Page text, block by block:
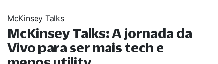
McKinsey Talks
McKinsey Talks: A jornada da
Vivo para ser mais tech e